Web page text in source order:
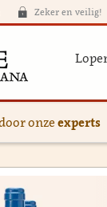
Zeker en veilig!
onzeexperts